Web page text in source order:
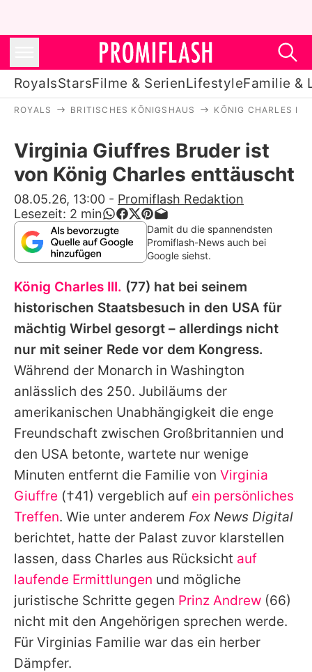
RoyalsStarsFilme & SerienLifestyleFamilie &
Stars
Filme & Serien
Lifestyle
Familie & Liebe
Alle Themen auf Promiflash
Jobs
App runterladen
Team
Redaktionelle Richtlinien
Impressum
Datenschutzerklärung
Nutzungsbedingungen
Utiq verwalten
ROYALS BRITISCHES KÖNIGSHAUS KÖNIG CHARLES III.
Virginia Giuffres Bruder ist
von König Charles enttäuscht
08.05.26, 13:00 - Promiflash Redaktion
Lesezeit: 2 min
Damit du die spannendsten
Promiflash-News auch bei
Google siehst.
König Charles III. (77) hat bei seinem
historischen Staatsbesuch in den USA für
mächtig Wirbel gesorgt – allerdings nicht
nur mit seiner Rede vor dem Kongress.
Während der Monarch in Washington
anlässlich des 250. Jubiläums der
amerikanischen Unabhängigkeit die enge
Freundschaft zwischen Großbritannien und
den USA betonte, wartete nur wenige
Minuten entfernt die Familie von Virginia
Giuffre (†41) vergeblich auf ein persönliches
Treffen. Wie unter anderem Fox News Digital
berichtet, hatte der Palast zuvor klarstellen
lassen, dass Charles aus Rücksicht auf
laufende Ermittlungen und mögliche
juristische Schritte gegen Prinz Andrew (66)
nicht mit den Angehörigen sprechen werde.
Für Virginias Familie war das ein herber
Dämpfer.